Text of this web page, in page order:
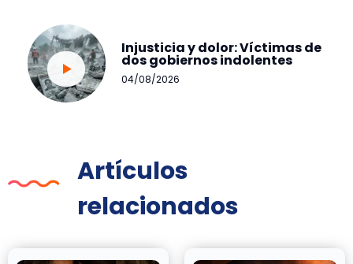
Injusticia y dolor: Víctimas de
dos gobiernos indolentes
04/08/2026
Artículos
relacionados